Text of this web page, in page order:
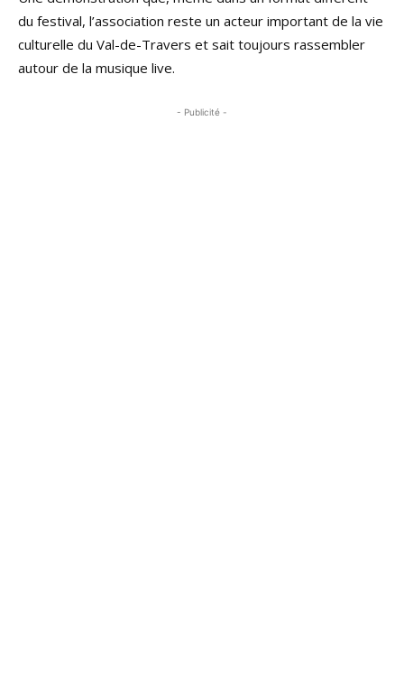
du festival, l’association reste un acteur important de la vie
culturelle du Val-de-Travers et sait toujours rassembler
autour de la musique live.
- Publicité -